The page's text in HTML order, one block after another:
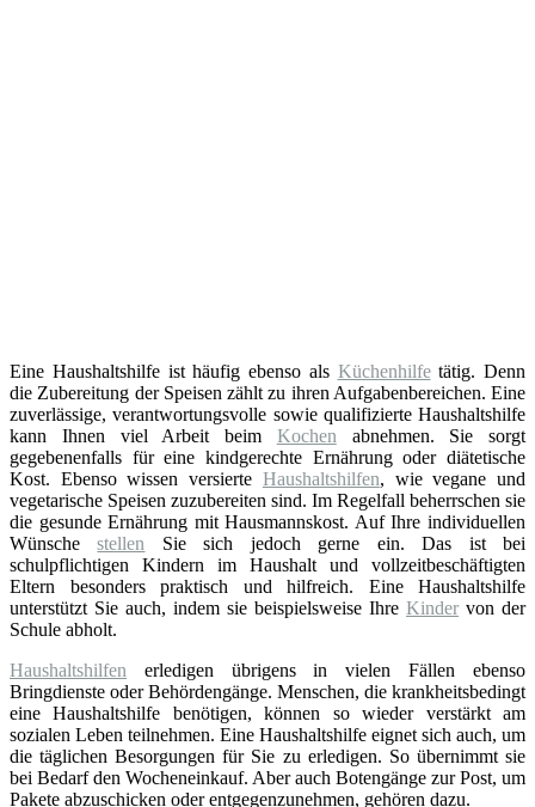
Eine Haushaltshilfe ist häufig ebenso als Küchenhilfetätig. Denn
die Zubereitung der Speisen zählt zu ihren Aufgabenbereichen. Eine
zuverlässige, verantwortungsvolle sowie qualifizierte Haushaltshilfe
kann Ihnen viel Arbeit beim Kochen abnehmen. Sie sorgt
gegebenenfalls für eine kindgerechte Ernährung oder diätetische
Kost. Ebenso wissen versierte Haushaltshilfen, wie vegane und
vegetarische Speisen zuzubereiten sind. Im Regelfall beherrschen sie
die gesunde Ernährung mit Hausmannskost. Auf Ihre individuellen
Wünschestellen Sie sich jedoch gerne ein. Das ist bei
schulpflichtigen Kindern im Haushalt und vollzeitbeschäftigten
Eltern besonders praktisch und hilfreich. Eine Haushaltshilfe
unterstützt Sie auch, indem sie beispielsweise Ihre Kinder von der
Schule abholt.
Haushaltshilfen erledigen übrigens in vielen Fällen ebenso
Bringdienste oder Behördengänge. Menschen, die krankheitsbedingt
eine Haushaltshilfe benötigen, können so wieder verstärkt am
sozialen Leben teilnehmen. Eine Haushaltshilfe eignet sich auch, um
die täglichen Besorgungen für Sie zu erledigen. So übernimmt sie
bei Bedarf den Wocheneinkauf. Aber auch Botengänge zur Post, um
Pakete abzuschicken oder entgegenzunehmen, gehören dazu.